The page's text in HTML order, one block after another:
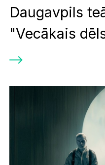
Daugavpils
"Vecākais